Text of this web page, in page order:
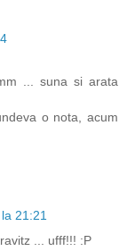
... suna si arata
o nota, acum
21:21
... ufff!!! :P